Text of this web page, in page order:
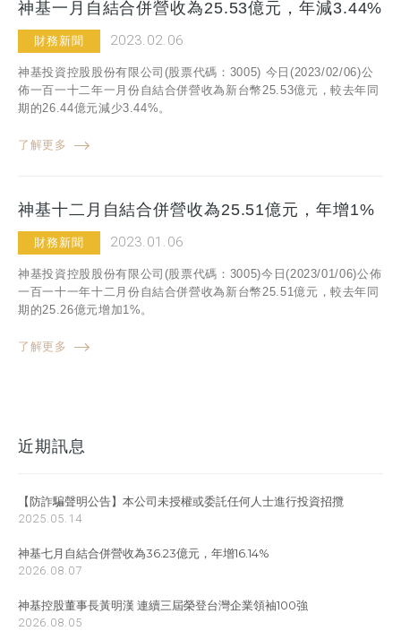
神基一月自結合併營收為25.53億元，年減3.44%
財務新聞 2023.02.06
神基投資控股股份有限公司(股票代碼：3005) 今日(2023/02/06)公
佈一百一十二年一月份自結合併營收為新台幣25.53億元，較去年同
期的26.44億元減少3.44%。
了解更多
神基十二月自結合併營收為25.51億元，年增1%
財務新聞 2023.01.06
神基投資控股股份有限公司(股票代碼：3005)今日(2023/01/06)公佈
一百一十一年十二月份自結合併營收為新台幣25.51億元，較去年同
期的25.26億元增加1%。
了解更多
近期訊息
【防詐騙聲明公告】本公司未授權或委託任何人士進行投資招攬
2025.05.14
神基七月自結合併營收為36.23億元，年增16.14%
2026.08.07
神基控股董事長黃明漢 連續三屆榮登台灣企業領袖100強
2026.08.05